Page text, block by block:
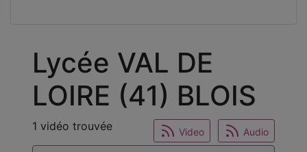
Lycée VAL DE
LOIRE (41) BLOIS
Video Audio
1 vidéo trouvée